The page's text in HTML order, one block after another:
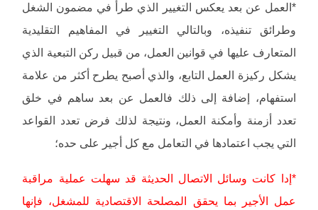
*العمل عن بعد يعكس التغيير الذي طرأ في مضمون الشغل
وطرائق تنفيذه، وبالتالي التغيير في المفاهيم التقليدية
المتعارف عليها في قوانين العمل، من قبيل ركن التبعية الذي
يشكل ركيزة العمل التابع، والذي أصبح يطرح أكثر من علامة
استفهام، إضافة إلى ذلك فالعمل عن بعد ساهم في خلق
تعدد أزمنة وأمكنة العمل، ونتيجة لذلك فرض تعدد القواعد
التي يجب اعتمادها في التعامل مع كل أجير على حده؛
*إدا كانت وسائل الاتصال الحديثة قد سهلت عملية مراقبة
عمل الأجير بما يحقق المصلحة الاقتصادية للمشغل، فإنها